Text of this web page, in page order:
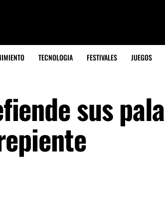
TECNOLOGIA FESTIVALES JUEGOS
sus